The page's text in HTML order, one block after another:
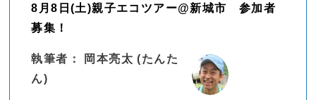
8月8日(土)親子エコツアー@新城市 参加者
募集！
執筆者： 岡本亮太 (たんた
ん)